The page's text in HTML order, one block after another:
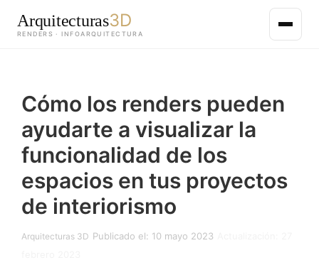
Arquitecturas3D
RENDERS · INFOARQUITECTURA
contenido
Cómo los renders pueden
ayudarte a visualizar la
funcionalidad de los
espacios en tus proyectos
de interiorismo
Arquitecturas 3D Publicado el: 10 mayo 2023